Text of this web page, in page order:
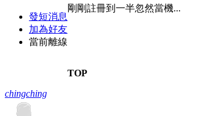
發短消息
加為好友
當前離線
剛剛註冊到一半忽然當機...
TOP
chingching